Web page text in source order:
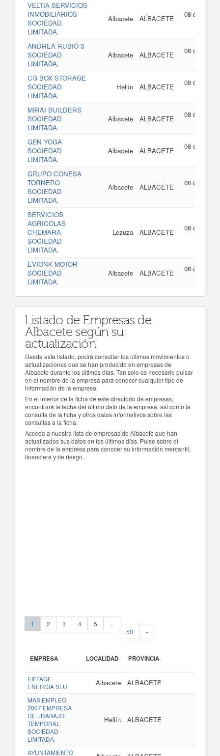
VELTIA SERVICIOS
INMOBILIARIOS
SOCIEDAD
LIMITADA.
Albacete ALBACETE
08 de julio
ANDREA RUBIO 3
SOCIEDAD
LIMITADA.
Albacete ALBACETE
08 de julio
CG BOX STORAGE
SOCIEDAD
LIMITADA.
Hellín ALBACETE
08 de julio
MIRAI BUILDERS
SOCIEDAD
LIMITADA.
Albacete ALBACETE
08 de julio
GEN YOGA
SOCIEDAD
LIMITADA.
Albacete ALBACETE
08 de julio
GRUPO CONESA
TORNERO
SOCIEDAD
LIMITADA.
Albacete ALBACETE
08 de julio
SERVICIOS
AGRICOLAS
CHEMARA
SOCIEDAD
LIMITADA.
Lezuza ALBACETE
08 de julio
EVIONK MOTOR
SOCIEDAD
LIMITADA.
Albacete ALBACETE
08 de julio
Listado de Empresas de
Albacete según su
actualización
Desde este listado, podrá consultar los últimos movimientos o
actualizaciones que se han producido en empresas de
Albacete durante los últimos días. Tan solo es necesario pulsar
en el nombre de la empresa para conocer cualquier tipo de
información de la empresa.
En el interior de la ficha de este directorio de empresas,
encontrará la fecha del último dato de la empresa, así como la
consulta de la ficha y otros datos informativos sobre las
consultas a la ficha.
Acceda a nuestra lista de empresas de Albacete que han
actualizados sus datos en los últimos días. Pulse sobre el
nombre de la empresa para conocer su información mercantil,
financiera y de riesgo.
1 2 3 4 5
...
50
»
EMPRESA LOCALIDAD PROVINCIA
EIFFAGE
ENERGIA SLU
Albacete ALBACETE
MAS EMPLEO
2007 EMPRESA
DE TRABAJO
TEMPORAL
SOCIEDAD
LIMITADA.
Hellín ALBACETE
AYUNTAMIENTO